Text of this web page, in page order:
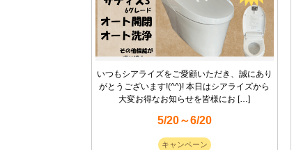
いつもシアライズをご愛顧いただき、誠にあり
がとうございます!(^^)! 本日はシアライズから
大変お得なお知らせを皆様にお […]
5/20～6/20
キャンペーン